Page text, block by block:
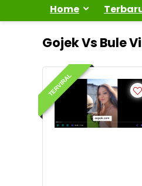
Home
Gojek Vs Bule
TERVIRAL